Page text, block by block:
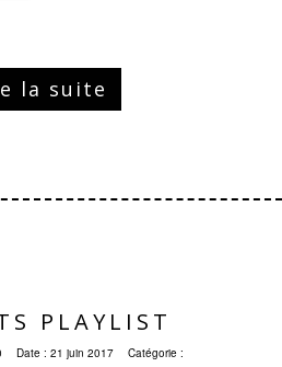
la suite
PLAYLIST
Date : 21 juin 2017 Catégorie :